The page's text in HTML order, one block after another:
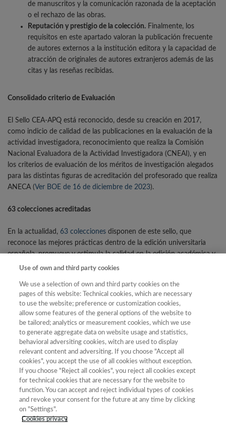
de manuscritos y la comunicación razonada de la aceptación
o el rechazo de las obras.
Reputación y prestigio de la colección. Finalmente, los
requisitos en este apartado valoran la publicación frecuente
de autores externos a la institución editora y la capacidad de
atracción de originales de autores extranjeros además de las
citas y las reseñas recibidas.
Consolidado criterio de Evaluación
El Sello CEA-APQ está reconocido, desde su creación en 2017,
como indicio de calidad de las publicaciones en la evaluación de la
actividad investigadora, reconocimiento que realiza la Comisión
Nacional Evaluadora de la Actividad Investigadora (CNEAI), y en
los criterios de evaluación de los méritos de investigación alegados
para las distintas figuras de acreditación del profesorado que realiza
ANECA (Ver BOE de 16 de diciembre de 2023).
63 colecciones acreditadas
En la actualidad, 63 colecciones disponen de este sello, que
reconoce las mejores prácticas dentro de la edición universitaria
española, promueve y estimula la calidad en la edición académica y
es un indicio de calidad científica reconocido por las agencias de
universitaria.
ANECA. FECYT y UNE
Al frente de la creación y desarrollo del Sello de Calidad en Edición
Académica – Academic Publishing Quality (CEA-APQ)está la
responsable de coordinar los trabajos junto conANECAy
CONTENIDO RELACIONADO
Diez razones por las que solicitar el sello de Calidad en
Edición Académica.
Use of own and third party cookies
We use a selection of own and third party cookies on the
pages of this website: Technical cookies, which are necessary
to use the website; preference or customization cookies,
allow some features of the general options of the website to
be tailored; analytics or measurement cookies, which we use
to generate aggregate data on website usage and statistics,
behavioral adversiting cookies, witch are used to display
relevant content and adversiting. If you choose "Accept all
cookies", you accept the use of all cookies without exception.
If you choose "Reject all cookies", you reject all cookies except
for technical cookies that are necessary for the website to
function. You can accept and reject individual types of cookies
and revoke your consent for the future at any time by clicking
on "Settings".
Cookies privacy